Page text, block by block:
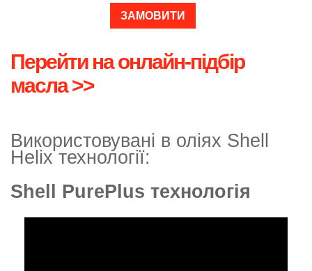
ЗАМОВИТИ
Перейти на онлайн-підбір
масла >>
Використовувані в оліях Shell
Helix технології:
Shell PurePlus технологія